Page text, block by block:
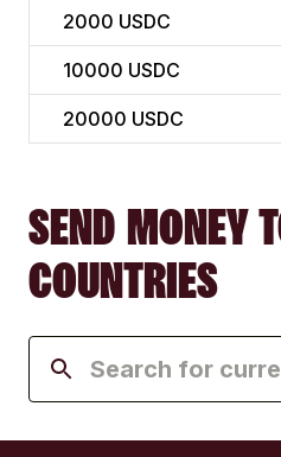
2000 USDC
10000 USDC
20000 USDC
SEND MONEY
COUNTRIES